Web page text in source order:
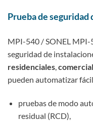
Prueba de
MPI-540 / SONEL
seguridad de
residenciales,
pueden automatizar
pruebas de modo
residual (RCD),